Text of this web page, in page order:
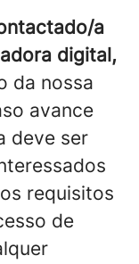
a
digital,
da nossa
avance
deve ser
requisitos
de